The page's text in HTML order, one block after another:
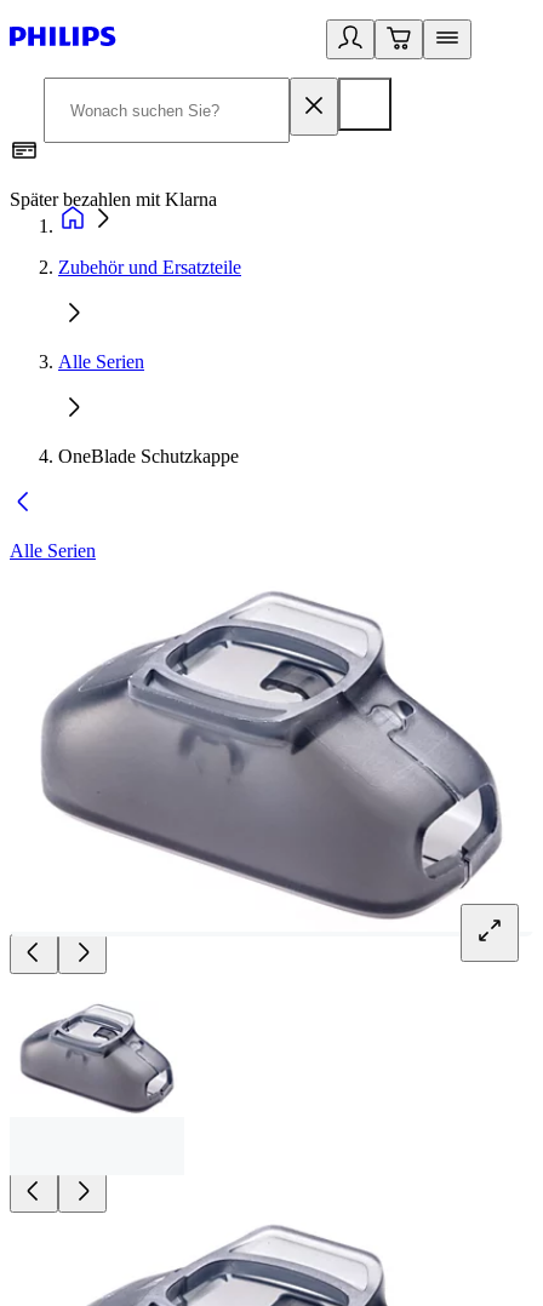
Später bezahlen mit Klarna
Zubehör und Ersatzteile
Alle Serien
OneBlade Schutzkappe
Alle Serien